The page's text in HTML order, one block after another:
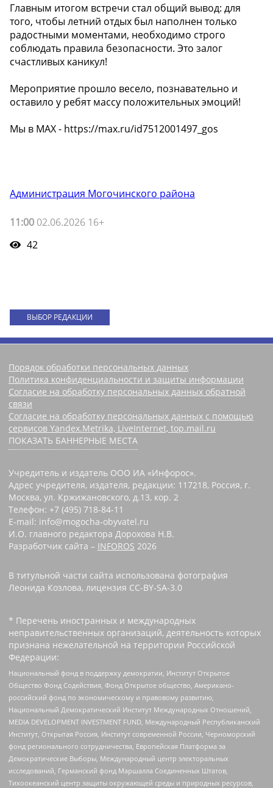
️Главным итогом встречи стал общий вывод: для
того, чтобы летний отдых был наполнен только
радостными моментами, необходимо строго
соблюдать правила безопасности. Это залог
счастливых каникул!
Мероприятие прошло весело, познавательно и
оставило у ребят массу положительных эмоций!
Мы в МАХ - https://max.ru/id7512001497_gos
Администрация Могочинского района
11:00 02.06.2026 16+
42
ВЫБОР РЕДАКЦИИ
Порядок обработки персональных данных
Политика конфиденциальности и защиты информации
Согласие на обработку персональных данных обратной
связи
Согласие на обработку персональных данных с помощью
сервисов Yandex.Metrika, LiveInternet, top.mail.ru
ПОКАЗАТЬ БАННЕРНЫЕ МЕСТА
Учредитель и издатель ООО ИА «Инфорос».
Адрес учредителя, издателя, редакции: 117218, Россия, г.
Москва, ул. Кржижановского, д.13, кор. 2
Телефон: +7 (495) 718-84-11
E-mail: info@mogocha-obyvatel.ru
И.О. главного редактора Дорохова Н.В.
Разработчик сайта – INFOROS 2026
В титульной части сайта использована фотография
Леонида Козлова, лицензия CC-BY-SA-3.0
* Перечень иностранных и международных
неправительственных организаций, деятельность которых
признана нежелательной на территории Российской
Федерации:
Национальный фонд в поддержку демократии, Институт Открытое
Общество Фонд Содействия, Фонд Открытое общество, Американо-
российский фонд по экономическому и правовому развитию,
Национальный Демократический Институт Международных Отношений,
MEDIA DEVELOPMENT INVESTMENT FUND, Международный Республиканский
Институт, Открытая Россия, Институт современной России, Черноморский
фонд регионального сотрудничества, Европейская Платформа за
Демократические Выборы, Международный центр электоральных
исследований, Германский фонд Маршалла Соединенных Штатов,
Тихоокеанский центр защиты окружающей среды и природных ресурсов,